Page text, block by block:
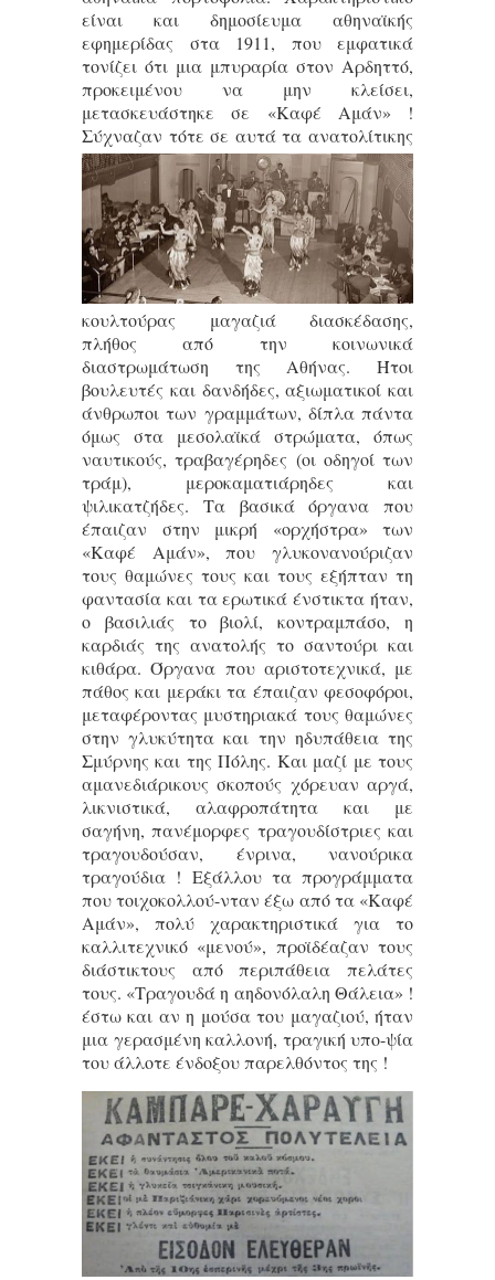
είναι και δημοσίευμα αθηναϊκής
εφημερίδας στα 1911, που εμφατικά
τονίζει ότι μια μπυραρία στον Αρδηττό,
προκειμένου να μην κλείσει,
μετασκευάστηκε σε «Καφέ Αμάν» !
Σύχναζαν τότε σε αυτά τα ανατολίτικης
κουλτούρας μαγαζιά διασκέδασης,
πλήθος από την κοινωνικά
διαστρωμάτωση της Αθήνας. Ήτοι
βουλευτές και δανδήδες, αξιωματικοί και
άνθρωποι των γραμμάτων, δίπλα πάντα
όμως στα μεσολαϊκά στρώματα, όπως
ναυτικούς, τραβαγέρηδες (οι οδηγοί των
τράμ), μεροκαματιάρηδες και
ψιλικατζήδες. Τα βασικά όργανα που
έπαιζαν στην μικρή «ορχήστρα» των
«Καφέ Αμάν», που γλυκονανούριζαν
τους θαμώνες τους και τους εξήπταν τη
φαντασία και τα ερωτικά ένστικτα ήταν,
ο βασιλιάς το βιολί, κοντραμπάσο, η
καρδιάς της ανατολής το σαντούρι και
κιθάρα. Όργανα που αριστοτεχνικά, με
πάθος και μεράκι τα έπαιζαν φεσοφόροι,
μεταφέροντας μυστηριακά τους θαμώνες
στην γλυκύτητα και την ηδυπάθεια της
Σμύρνης και της Πόλης. Και μαζί με τους
αμανεδιάρικους σκοπούς χόρευαν αργά,
λικνιστικά, αλαφροπάτητα και με
σαγήνη, πανέμορφες τραγουδίστριες και
τραγουδούσαν, ένρινα, νανούρικα
τραγούδια ! Εξάλλου τα προγράμματα
που τοιχοκολλού-νταν έξω από τα «Καφέ
Αμάν», πολύ χαρακτηριστικά για το
καλλιτεχνικό «μενού», προϊδέαζαν τους
διάστικτους από περιπάθεια πελάτες
τους. «Τραγουδά η αηδονόλαλη Θάλεια» !
έστω και αν η μούσα του μαγαζιού, ήταν
μια γερασμένη καλλονή, τραγική υπο-ψία
του άλλοτε ένδοξου παρελθόντος της !